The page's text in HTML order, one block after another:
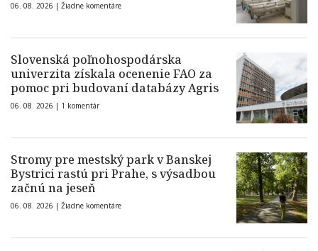
06. 08. 2026 | Žiadne komentáre
Slovenská poľnohospodárska
univerzita získala ocenenie FAO za
pomoc pri budovaní databázy Agris
06. 08. 2026 | 1 komentár
Stromy pre mestský park v Banskej
Bystrici rastú pri Prahe, s výsadbou
začnú na jeseň
06. 08. 2026 | Žiadne komentáre